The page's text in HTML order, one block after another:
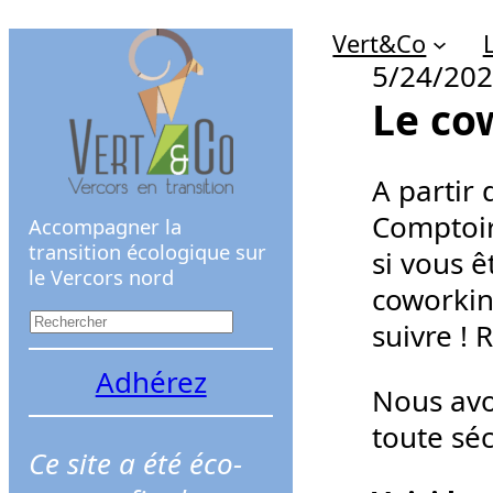
Aller
Accompagner la
transition écologique sur
le Vercors nord
R
e
e
Adhérez
Ce site a été éco-
Vert&Co
5/24/
Le
A partir
si vous
suivre !
Nous
toute